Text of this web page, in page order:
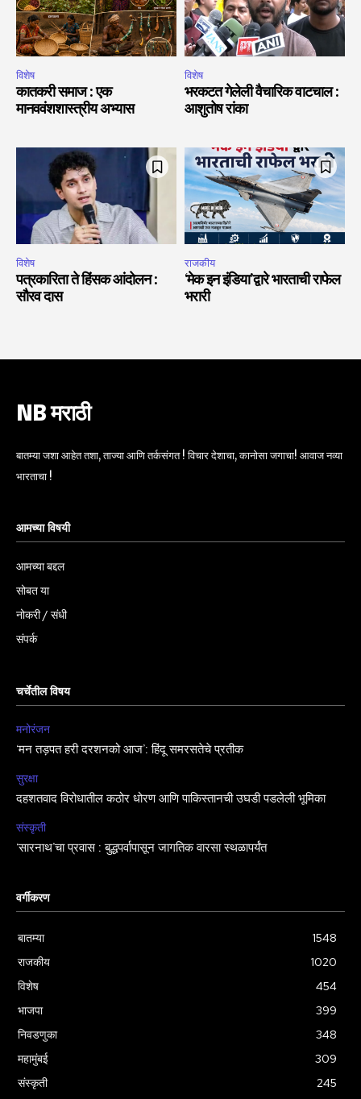
विशेष
कातकरी समाज : एक
मानववंशशास्त्रीय अभ्यास
विशेष
भरकटत गेलेली वैचारिक वाटचाल :
आशुतोष रांका
विशेष
पत्रकारिता ते हिंसक आंदोलन :
सौरव दास
राजकीय
‘मेक इन इंडिया’द्वारे भारताची राफेल
भरारी
NB मराठी
बातम्या जशा आहेत तशा, ताज्या आणि तर्कसंगत ! विचार देशाचा, कानोसा जगाचा! आवाज नव्या
भारताचा !
आमच्या विषयी
आमच्या बद्दल
सोबत या
नोकरी / संधी
संपर्क
चर्चेतील विषय
मनोरंजन
‘मन तड़पत हरी दरशनको आज’: हिंदू समरसतेचे प्रतीक
सुरक्षा
दहशतवाद विरोधातील कठोर धोरण आणि पाकिस्तानची उघडी पडलेली भूमिका
संस्कृती
‘सारनाथ’चा प्रवास : बुद्धपर्वापासून जागतिक वारसा स्थळापर्यंत
वर्गीकरण
बातम्या
1548
राजकीय
1020
विशेष
454
भाजपा
399
निवडणुका
348
महामुंबई
309
संस्कृती
245